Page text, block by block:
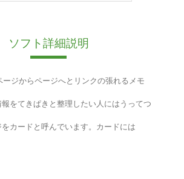
ソフト詳細説明
ージからページへとリンクの張れるメモ
をてきぱきと整理したい人にはうってつ
カードと呼んでいます。カードには